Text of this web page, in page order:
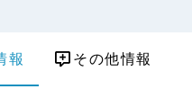
報 その他情報